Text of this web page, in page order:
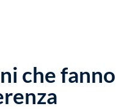
Corbara
Termiche Corbara
che fanno